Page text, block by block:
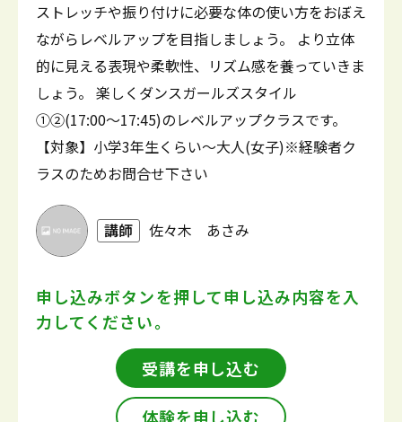
ストレッチや振り付けに必要な体の使い方をおぼえ
ながらレベルアップを目指しましょう。 より立体
的に見える表現や柔軟性、リズム感を養っていきま
しょう。 楽しくダンスガールズスタイル
①②(17:00～17:45)のレベルアップクラスです。
【対象】小学3年生くらい～大人(女子)※経験者ク
ラスのためお問合せ下さい
講師 佐々木 あさみ
申し込みボタンを押して申し込み内容を入
力してください。
受講を申し込む
体験を申し込む